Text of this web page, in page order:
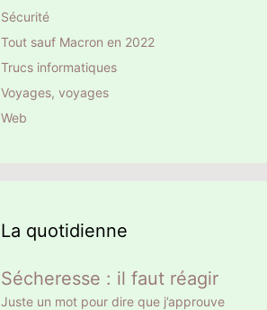
Sécurité
Tout sauf Macron en 2022
Trucs informatiques
Voyages, voyages
Web
La quotidienne
Sécheresse : il faut réagir
Juste un mot pour dire que j’approuve